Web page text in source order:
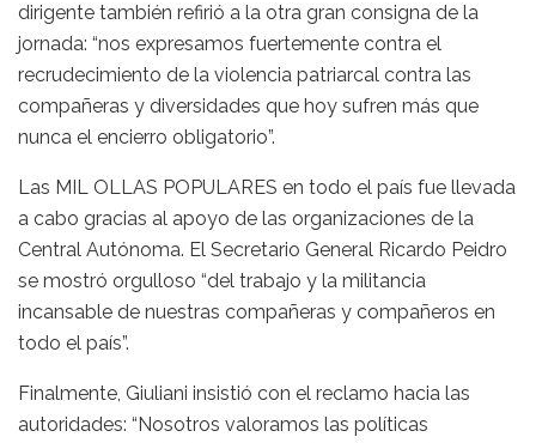
dirigente también refirió a la otra gran consigna de la
jornada: “nos expresamos fuertemente contra el
recrudecimiento de la violencia patriarcal contra las
compañeras y diversidades que hoy sufren más que
nunca el encierro obligatorio”.
Las MIL OLLAS POPULARES en todo el país fue llevada
a cabo gracias al apoyo de las organizaciones de la
Central Autónoma. El Secretario General Ricardo Peidro
se mostró orgulloso “del trabajo y la militancia
incansable de nuestras compañeras y compañeros en
todo el país”.
Finalmente, Giuliani insistió con el reclamo hacia las
autoridades: “Nosotros valoramos las políticas